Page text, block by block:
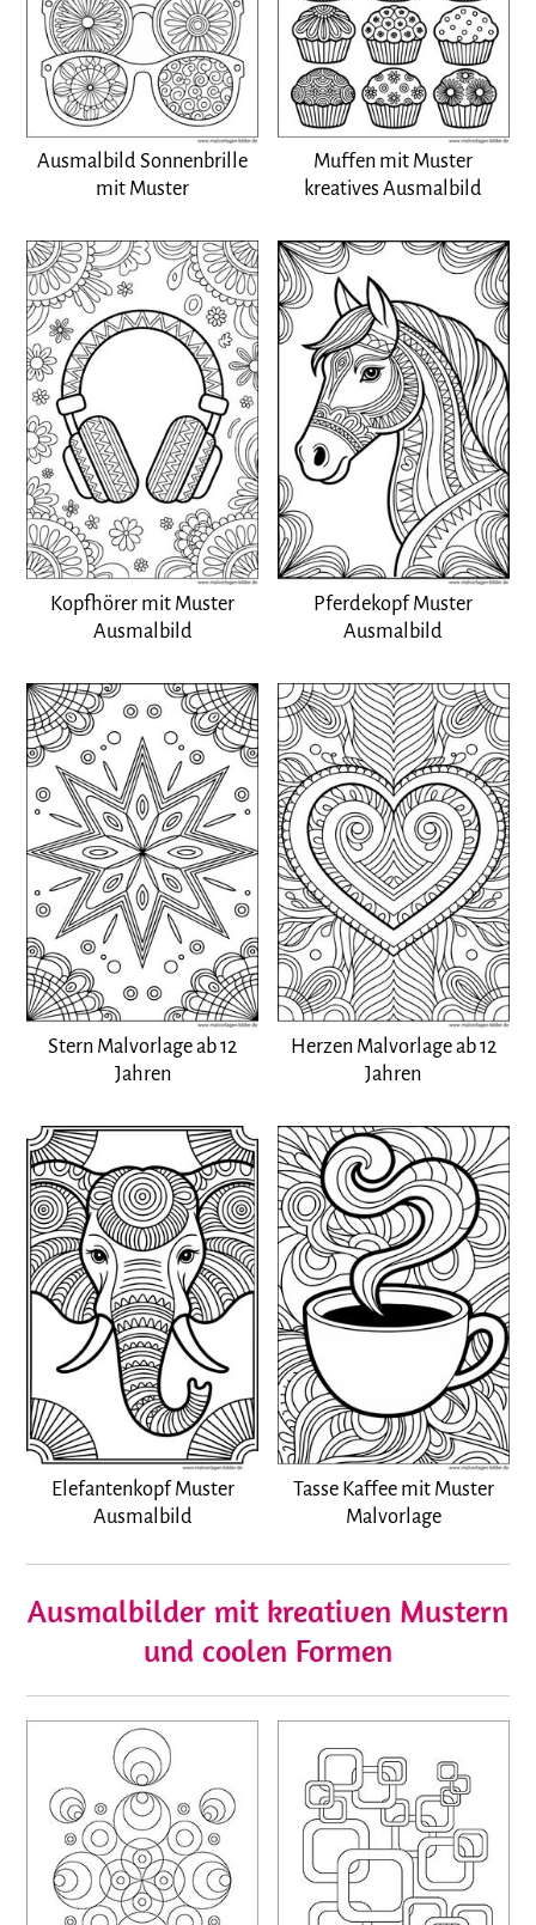
Ausmalbild Sonnenbrille
mit Muster
Muffen mit Muster
kreatives Ausmalbild
Kopfhörer mit Muster
Ausmalbild
Pferdekopf Muster
Ausmalbild
Stern Malvorlage ab 12
Jahren
Herzen Malvorlage ab 12
Jahren
Elefantenkopf Muster
Ausmalbild
Tasse Kaffee mit Muster
Malvorlage
Ausmalbilder mit kreativen Mustern
und coolen Formen